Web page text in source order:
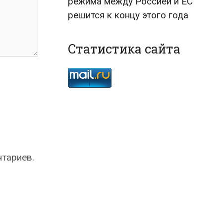
решится к концу этого года
Статистика сайта